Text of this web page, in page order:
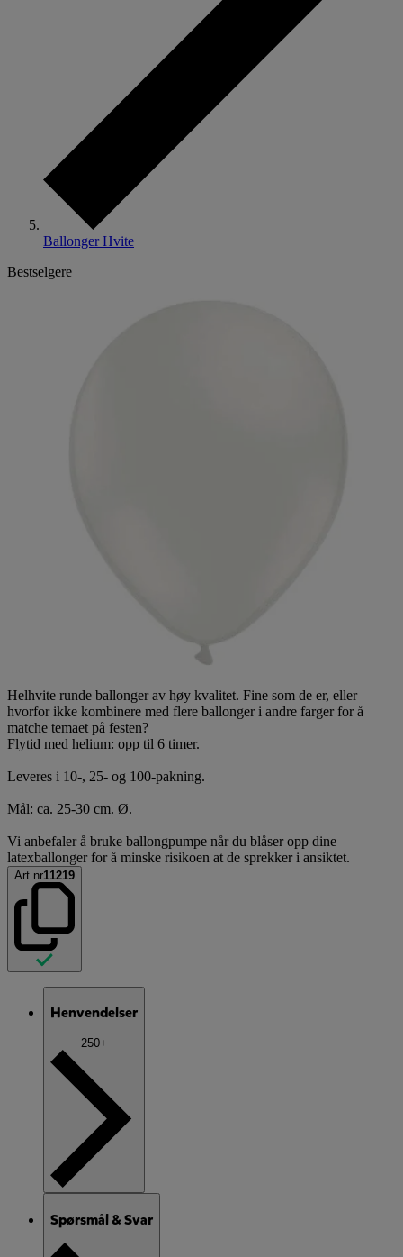
Ballonger Hvite
Bestselgere
Helhvite runde ballonger av høy kvalitet. Fine som de er, eller
hvorfor ikke kombinere med flere ballonger i andre farger for å
matche temaet på festen?
Flytid med helium: opp til 6 timer.
Leveres i 10-, 25- og 100-pakning.
Mål: ca. 25-30 cm. Ø.
Vi anbefaler å bruke ballongpumpe når du blåser opp dine
latexballonger for å minske risikoen at de sprekker i ansiktet.
Art.nr11219
Henvendelser
250+
Spørsmål & Svar